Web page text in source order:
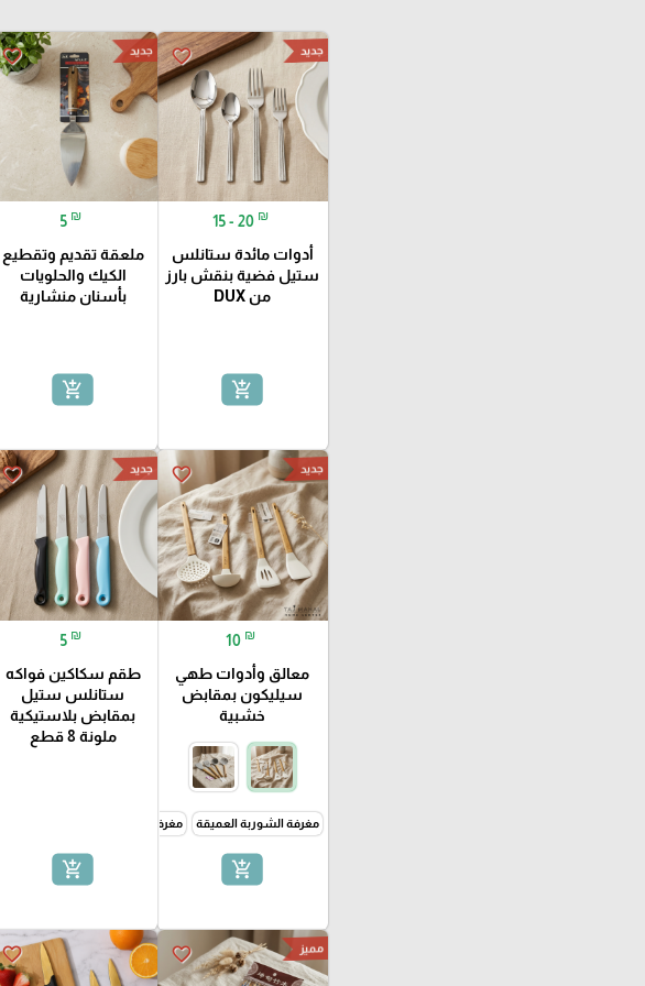
favorite_border جديد
15 - 20 ₪
أدوات مائدة ستانلس
ستيل فضية بنقش بارز
من DUX
add_shopping_cart
favorite_border جديد
5 ₪
ملعقة تقديم وتقطيع
الكيك والحلويات
بأسنان منشارية
add_shopping_cart
favorite_border جديد
10 ₪
معالق وأدوات طهي
سيليكون بمقابض
خشبية
مغرفة الشوربة العميقة مغرفة مخرمة
add_shopping_cart
favorite_border جديد
5 ₪
طقم سكاكين فواكه
ستانلس ستيل
بمقابض بلاستيكية
ملونة 8 قطع
add_shopping_cart
favorite_border مميز favorite_border